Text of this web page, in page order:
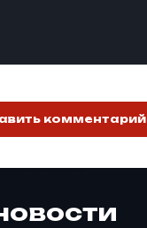
комментарий